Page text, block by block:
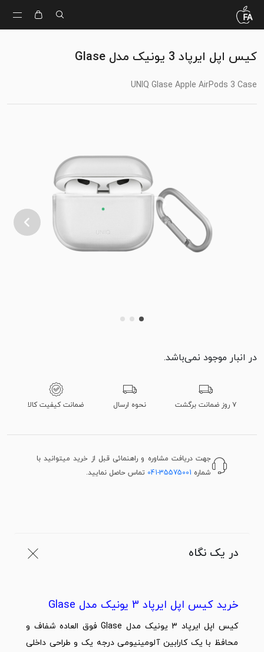
کیس اپل ایرپاد 3 یونیک مدل Glase
UNIQ Glase Apple AirPods 3 Case
در انبار موجود نمی‌باشد.
۷ روز ضمانت برگشت نحوه ارسال ضمانت کیفیت کالا
جهت دریافت مشاوره و راهنمائی قبل از خرید میتوانید با
شماره 041-35575001 تماس حاصل نمایید.
در یک نگاه
خرید کیس اپل ایرپاد 3 یونیک مدل Glase
کیس اپل
ایرپاد 3 یونیک مدل Glase فوق العاده شفاف و
محافظ با یک کارابین آلومینیومی درجه یک و طراحی داخلی